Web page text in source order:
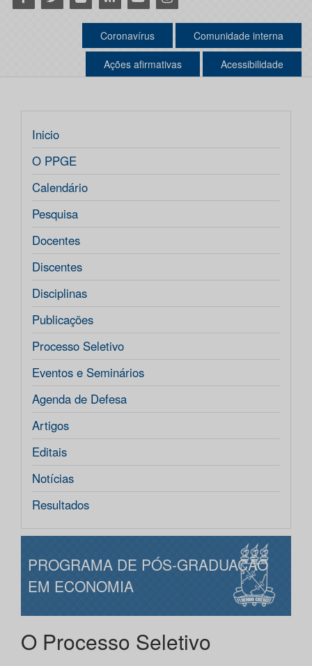
Coronavírus Comunidade interna
Ações afirmativas Acessibilidade
Inicio
O PPGE
Calendário
Pesquisa
Docentes
Discentes
Disciplinas
Publicações
Processo Seletivo
Eventos e Seminários
Agenda de Defesa
Artigos
Editais
Notícias
Resultados
PROGRAMA DE PÓS-GRADUAÇÃO
EM ECONOMIA
O Processo Seletivo